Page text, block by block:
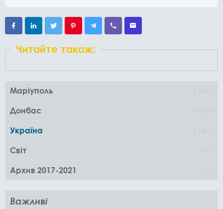
Читайте також:
Маріуполь
Донбас
Україна
Світ
Архив 2017-2021
Важливі